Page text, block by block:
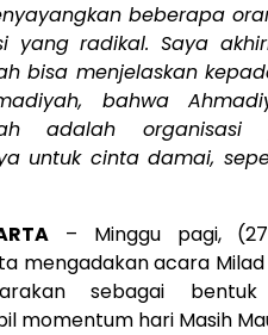
beberapa
yang radikal. Saya
bisa menjelaskan
bahwa
adalah organisasi
untuk cinta damai,
– Minggu pagi,
mengadakan acara
sebagai
momentum hari Masih